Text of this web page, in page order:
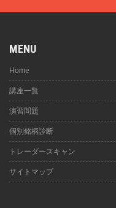
MENU
Home
講座一覧
演習問題
個別銘柄診断
トレーダースキャン
サイトマップ